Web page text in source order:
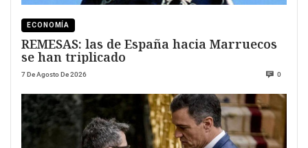
ECONOMÍA
REMESAS: las de España hacia Marruecos
se han triplicado
7 De Agosto De 2026 0